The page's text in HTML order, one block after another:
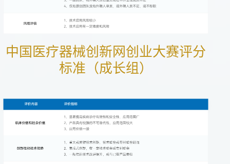
中国医疗器械创新网创业大赛评分
标准（成长组）